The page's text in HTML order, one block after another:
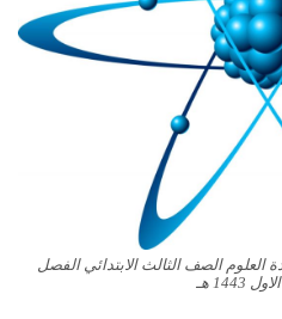
العلوم الصف الثالث الابتدائي الفصل
هـ